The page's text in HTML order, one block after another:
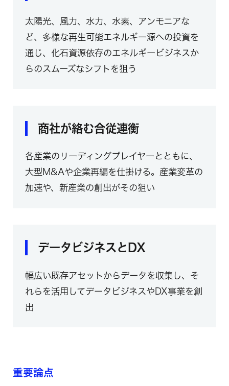
太陽光、風力、水力、水素、アンモニアな
ど、多様な再生可能エネルギー源への投資を
通じ、化石資源依存のエネルギービジネスか
らのスムーズなシフトを狙う
商社が絡む合従連衡
各産業のリーディングプレイヤーとともに、
大型M&Aや企業再編を仕掛ける。産業変革の
加速や、新産業の創出がその狙い
データビジネスとDX
幅広い既存アセットからデータを収集し、そ
れらを活用してデータビジネスやDX事業を創
出
重要論点